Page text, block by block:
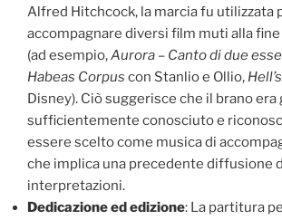
Alfred Hitchcock, la marcia fu utilizzata
accompagnare diversi film muti alla fine
(ad esempio,Aurora – Canto di due
Habeas Corpus con Stanlio e Ollio,
Disney). Ciò suggerisce che il brano era
sufficientemente conosciuto e
essere scelto come musica di
che implica una precedente diffusione
interpretazioni.
Dedicazione ed edizione: La partitura